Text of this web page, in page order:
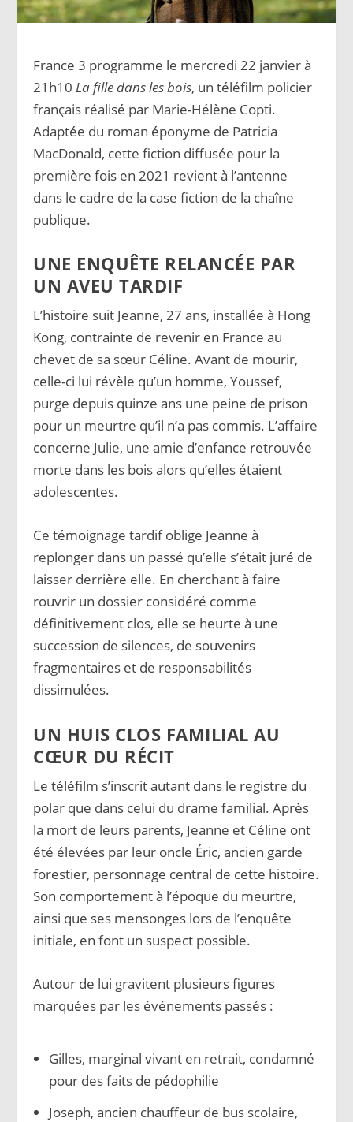
France 3 programme le mercredi 22 janvier à
21h10La fille dans les bois, un téléfilm policier
français réalisé par Marie-Hélène Copti.
Adaptée du roman éponyme de Patricia
MacDonald, cette fiction diffusée pour la
première fois en 2021 revient à l’antenne
dans le cadre de la case fiction de la chaîne
publique.
UNE ENQUÊTE RELANCÉE PAR
UN AVEU TARDIF
L’histoire suit Jeanne, 27 ans, installée à Hong
Kong, contrainte de revenir en France au
chevet de sa sœur Céline. Avant de mourir,
celle-ci lui révèle qu’un homme, Youssef,
purge depuis quinze ans une peine de prison
pour un meurtre qu’il n’a pas commis. L’affaire
concerne Julie, une amie d’enfance retrouvée
morte dans les bois alors qu’elles étaient
adolescentes.
Ce témoignage tardif oblige Jeanne à
replonger dans un passé qu’elle s’était juré de
laisser derrière elle. En cherchant à faire
rouvrir un dossier considéré comme
définitivement clos, elle se heurte à une
succession de silences, de souvenirs
fragmentaires et de responsabilités
dissimulées.
UN HUIS CLOS FAMILIAL AU
CŒUR DU RÉCIT
Le téléfilm s’inscrit autant dans le registre du
polar que dans celui du drame familial. Après
la mort de leurs parents, Jeanne et Céline ont
été élevées par leur oncle Éric, ancien garde
forestier, personnage central de cette histoire.
Son comportement à l’époque du meurtre,
ainsi que ses mensonges lors de l’enquête
initiale, en font un suspect possible.
Autour de lui gravitent plusieurs figures
marquées par les événements passés :
Gilles, marginal vivant en retrait, condamné
pour des faits de pédophilie
Joseph, ancien chauffeur de bus scolaire,